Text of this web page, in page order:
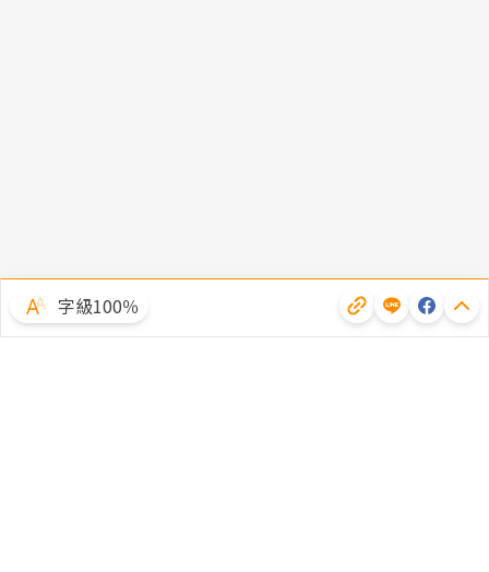
字級100％